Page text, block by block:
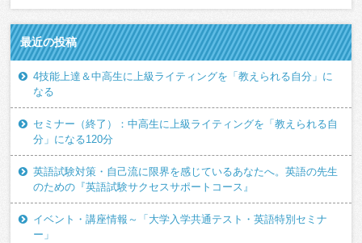
最近の投稿
4技能上達＆中高生に上級ライティングを「教えられる自分」に
なる
セミナー（終了）：中高生に上級ライティングを「教えられる自
分」になる120分
英語試験対策・自己流に限界を感じているあなたへ。英語の先生
のための『英語試験サクセスサポートコース』
イベント・講座情報～「大学入学共通テスト・英語特別セミナ
ー」